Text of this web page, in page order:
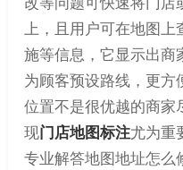
上，且用户可在地图上
施等信息，它显示出商
为顾客预设路线，更
位置不是很优越的商家
现门店地图标注尤为重
专业解答地图地址怎么